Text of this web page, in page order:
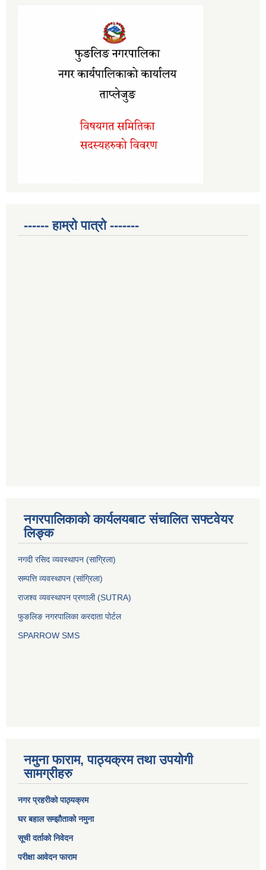
------ हाम्रो पात्रो -------
नगरपालिकाको कार्यलयबाट संचालित सफ्टवेयर
लिङ्क
नगदी रसिद व्यवस्थापन (साग्रिला)
सम्पत्ति व्यवस्थापन (सांग्रिला)
राजश्व व्यवस्थापन प्रणाली (SUTRA)
फुङलिङ नगरपालिका करदाता पोर्टल
SPARROW SMS
नमुना फाराम, पाठ्यक्रम तथा उपयोगी
सामग्रीहरु
नगर प्रहरीको पाठ्यक्रम
घर बहाल सम्झौताको नमुना
सूची दर्ताको निवेदन
परीक्षा आवेदन फाराम